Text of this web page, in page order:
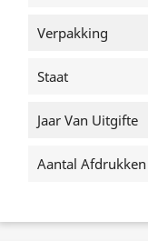
Verpakking
Staat
Jaar Van Uitgifte
Aantal Afdrukken